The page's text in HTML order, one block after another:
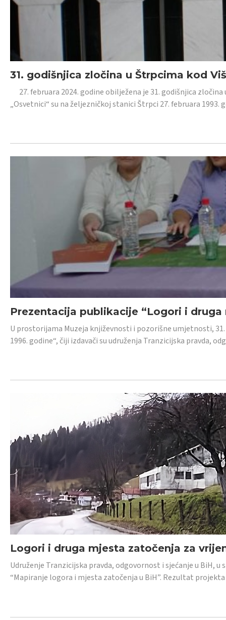
31. godišnjica zločina u Štrpcima kod
27. februara 2024. godine obilježena je 31. godišnjica
„Osvetnici“ su na željezničkoj stanici Štrpci 27. februara 1993.
Prezentacija publikacije “Logori i druga
U prostorijama Muzeja književnosti i pozorišne umjetnosti,
1996. godine“, čiji izdavači su udruženja Tranzicijska pravda,
Logori i druga mjesta zatočenja za
Udruženje Tranzicijska pravda, odgovornost i sjećanje u BiH,
“Mapiranje logora i mjesta zatočenja u BiH”. Rezultat